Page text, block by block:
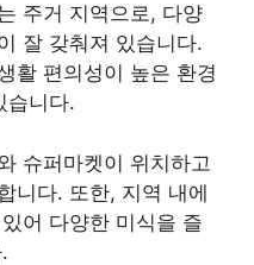
주거 지역으로, 다양
잘 갖춰져 있습니다.
활 편의성이 높은 환경
습니다.
슈퍼마켓이 위치하고
니다. 또한, 지역 내에
어 다양한 미식을 즐